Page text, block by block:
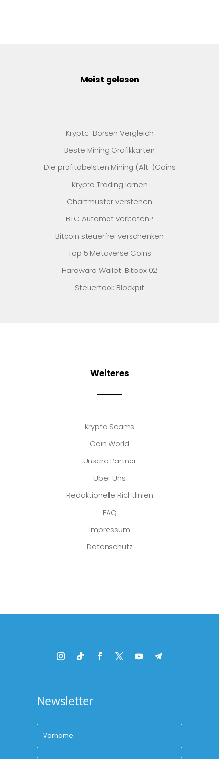
Meist gelesen
Krypto-Börsen Vergleich
Beste Mining Grafikkarten
Die profitabelsten Mining (Alt-)Coins
Krypto Trading lernen
Chartmuster verstehen
BTC Automat verboten?
Bitcoin steuerfrei verschenken
Top 5 Metaverse Coins
Hardware Wallet: Bitbox 02
Steuertool: Blockpit
Weiteres
Krypto Scams
Coin World
Unsere Partner
Über Uns
Redaktionelle Richtlinien
FAQ
Impressum
Datenschutz
Newsletter